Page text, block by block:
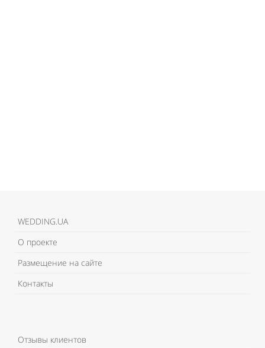
WEDDING.UA
О проекте
Размещение на сайте
Контакты
Отзывы клиентов